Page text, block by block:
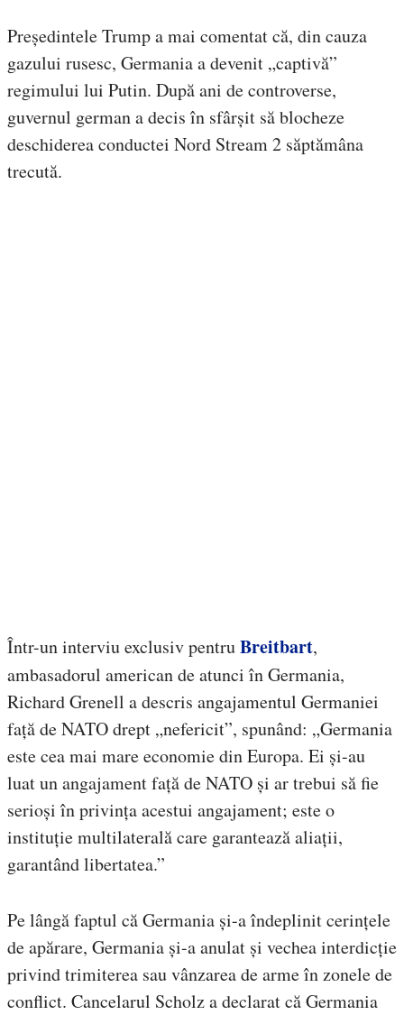
Președintele Trump a mai comentat că, din cauza
gazului rusesc, Germania a devenit „captivă”
regimului lui Putin. După ani de controverse,
guvernul german a decis în sfârșit să blocheze
deschiderea conductei Nord Stream 2 săptămâna
trecută.
Într-un interviu exclusiv pentruBreitbart,
ambasadorul american de atunci în Germania,
Richard Grenell a descris angajamentul Germaniei
față de NATO drept „nefericit”, spunând: „Germania
este cea mai mare economie din Europa. Ei și-au
luat un angajament față de NATO și ar trebui să fie
serioși în privința acestui angajament; este o
instituție multilaterală care garantează aliații,
garantând libertatea.”
Pe lângă faptul că Germania și-a îndeplinit cerințele
de apărare, Germania și-a anulat și vechea interdicție
privind trimiterea sau vânzarea de arme în zonele de
conflict. Cancelarul Scholz a declarat că Germania